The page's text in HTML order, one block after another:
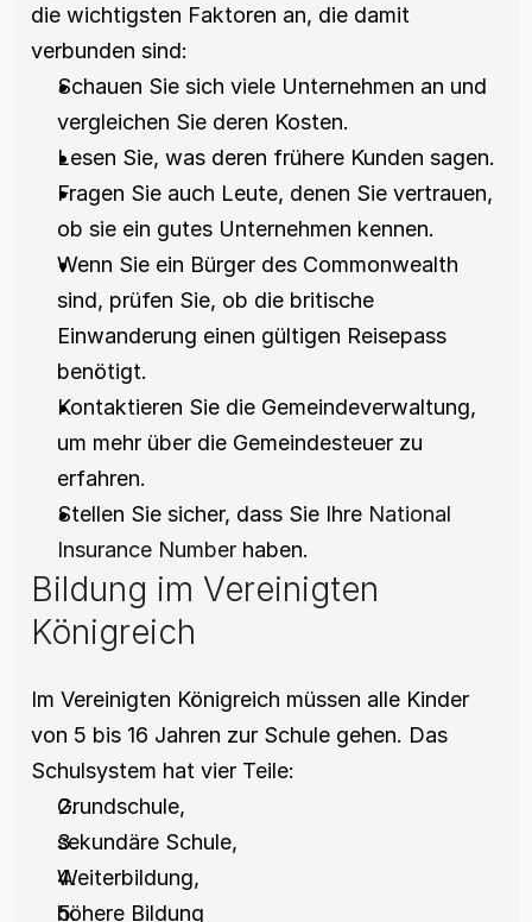
die wichtigsten Faktoren an, die damit
verbunden sind:
Schauen Sie sich viele Unternehmen an und
vergleichen Sie deren Kosten.
Lesen Sie, was deren frühere Kunden sagen.
Fragen Sie auch Leute, denen Sie vertrauen,
ob sie ein gutes Unternehmen kennen.
Wenn Sie ein Bürger des Commonwealth
sind, prüfen Sie, ob die britische
Einwanderung einen gültigen Reisepass
benötigt.
Kontaktieren Sie die Gemeindeverwaltung,
um mehr über die Gemeindesteuer zu
erfahren.
Stellen Sie sicher, dass Sie Ihre National
Insurance Number haben.
Bildung im Vereinigten
Königreich
Im Vereinigten Königreich müssen alle Kinder
von 5 bis 16 Jahren zur Schule gehen. Das
Schulsystem hat vier Teile:
Grundschule,
sekundäre Schule,
Weiterbildung,
höhere Bildung